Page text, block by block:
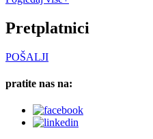
Pretplatnici
POŠALJI
pratite nas na: